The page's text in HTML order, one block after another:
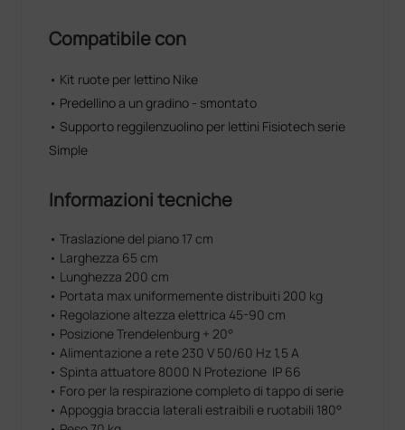
Compatibile con
• Kit ruote per lettino Nike
• Predellino a un gradino - smontato
• Supporto reggilenzuolino per lettini Fisiotech serie
Simple
Informazioni tecniche
• Traslazione del piano 17 cm
• Larghezza 65 cm
• Lunghezza 200 cm
• Portata max uniformemente distribuiti 200 kg
• Regolazione altezza elettrica 45-90 cm
• Posizione Trendelenburg + 20°
• Alimentazione a rete 230 V 50/60 Hz 1,5 A
• Spinta attuatore 8000 N Protezione IP 66
• Foro per la respirazione completo di tappo di serie
• Appoggia braccia laterali estraibili e ruotabili 180°